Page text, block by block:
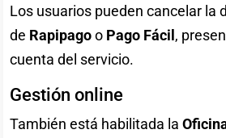
Los usuarios pueden cancelar la
de Rapipagoo Pago Fácil,
cuenta del servicio.
Gestión online
También está habilitada la